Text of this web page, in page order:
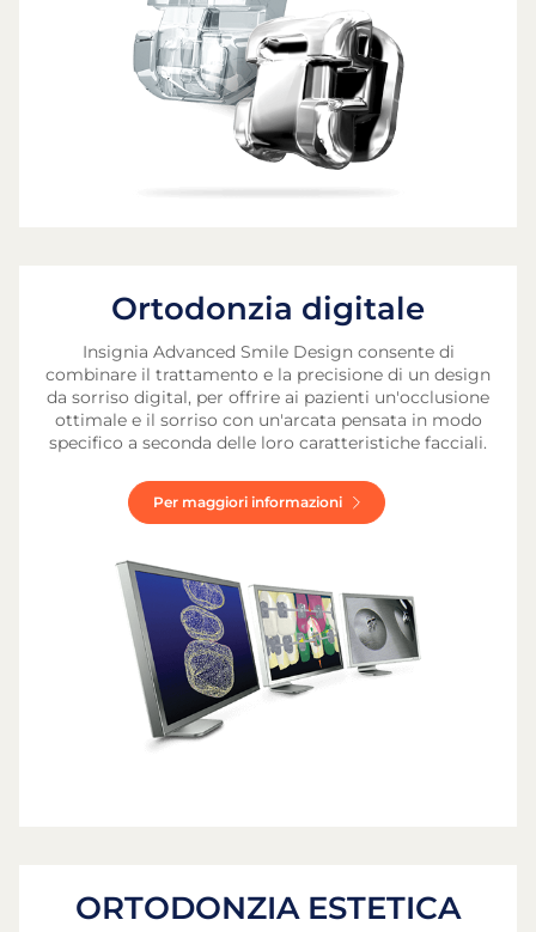
Ortodonzia digitale
Insignia Advanced Smile Design consente di
combinare il trattamento e la precisione di un design
da sorriso digital, per offrire ai pazienti un'occlusione
ottimale e il sorriso con un'arcata pensata in modo
specifico a seconda delle loro caratteristiche facciali.
Per maggiori informazioni
ORTODONZIA ESTETICA